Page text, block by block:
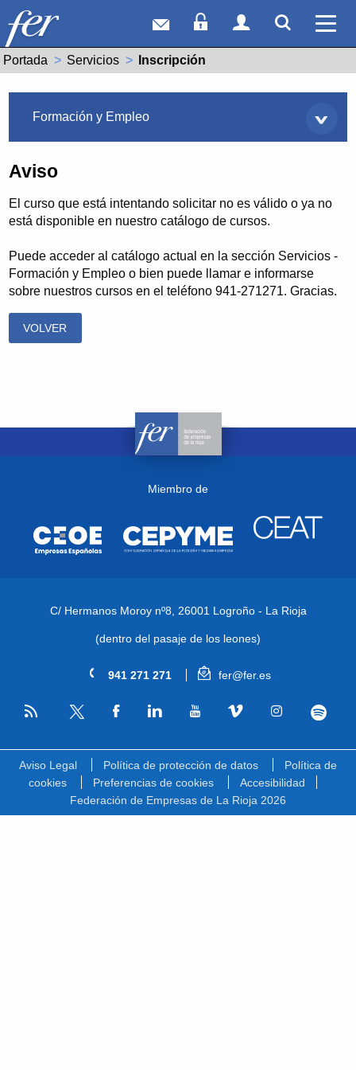
Correo webAcceso Socios
Acceso
Portada Servicios Actual:
Inscripción
Formación y Empleo
Aviso
El curso que está intentando solicitar no es válido o ya no
está disponible en nuestro catálogo de cursos.
Puede acceder al catálogo actual en la sección Servicios -
Formación y Empleo o bien puede llamar e informarse
sobre nuestros cursos en el teléfono 941-271271. Gracias.
VOLVER
Miembro de
C/ Hermanos Moroy nº8, 26001 Logroño - La Rioja
(dentro del pasaje de los leones)
941 271 271 fer@fer.es
RSS
Aviso Legal Política de protección de datos
Política de
cookies
Preferencias de cookies
Accesibilidad
Federación de Empresas de La Rioja 2026